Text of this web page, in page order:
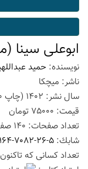
ابوعلی سینا
نویسنده: حمید
ناشر: میچکا
سال نشر: 1402 (چاپ
قیمت: 75000 تومان
تعداد صفحات: 140
شابك: 7082-26-5
تعداد كسانی كه تاكنون